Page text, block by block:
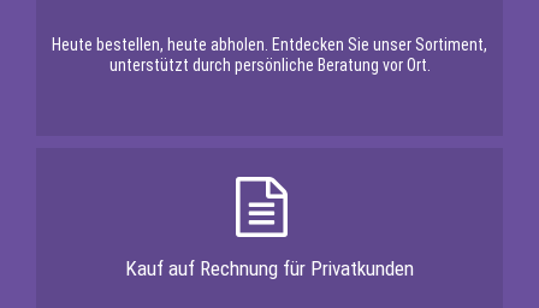
Heute bestellen, heute abholen. Entdecken Sie unser Sortiment,
unterstützt durch persönliche Beratung vor Ort.
Kauf auf Rechnung für Privatkunden